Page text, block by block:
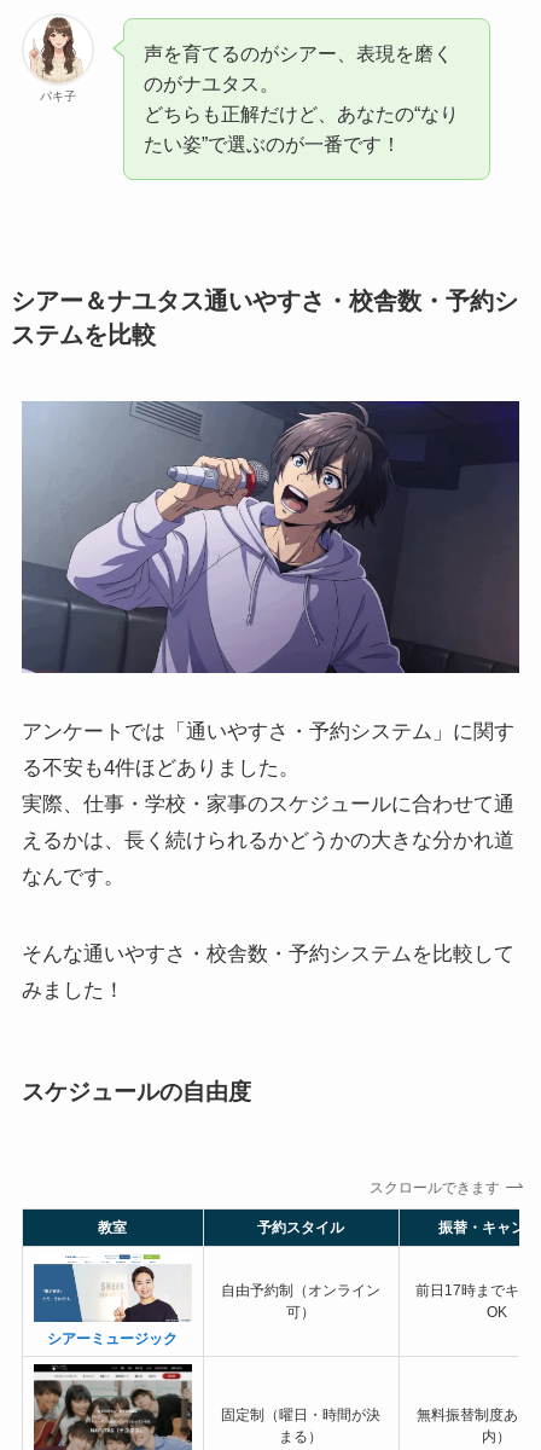
パキ子
声を育てるのがシアー、表現を磨く
のがナユタス。
どちらも正解だけど、あなたの“なり
たい姿”で選ぶのが一番です！
シアー＆ナユタス通いやすさ・校舎数・予約シ
ステムを比較
アンケートでは「通いやすさ・予約システム」に関す
る不安も4件ほどありました。
実際、仕事・学校・家事のスケジュールに合わせて通
えるかは、長く続けられるかどうかの大きな分かれ道
なんです。
そんな通いやすさ・校舎数・予約システムを比較して
みました！
スケジュールの自由度
スクロールできます
教室 予約スタイル 振替・キャン
シアーミュージック
自由予約制（オンライン
可）
前日17時までキャ
OK
固定制（曜日・時間が決
まる）
無料振替制度あり
内）